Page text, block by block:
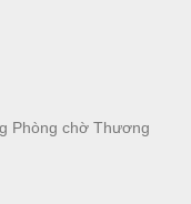
Phòng chờ Thương